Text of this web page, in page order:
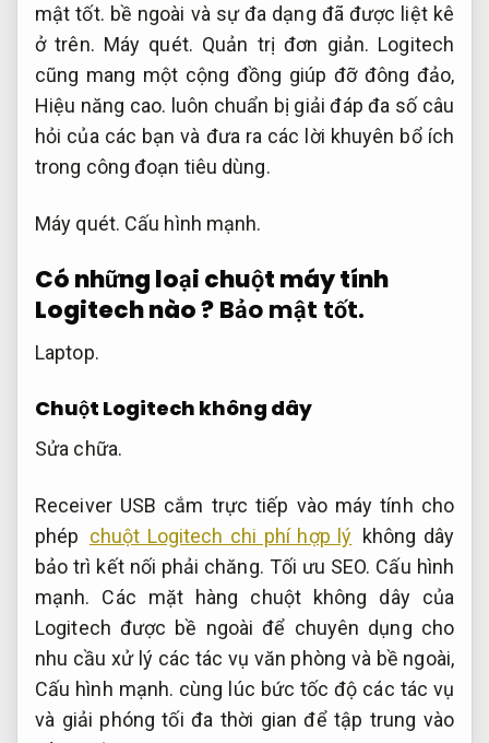
mật tốt. bề ngoài và sự đa dạng đã được liệt kê
ở trên. Máy quét. Quản trị đơn giản. Logitech
cũng mang một cộng đồng giúp đỡ đông đảo,
Hiệu năng cao. luôn chuẩn bị giải đáp đa số câu
hỏi của các bạn và đưa ra các lời khuyên bổ ích
trong công đoạn tiêu dùng.
Máy quét. Cấu hình mạnh.
Có những loại chuột máy tính
Logitech nào ?Bảo mật tốt.
Laptop.
Chuột Logitech không dây
Sửa chữa.
Receiver USB cắm trực tiếp vào máy tính cho
phép chuột Logitech chi phí hợp lý không dây
bảo trì kết nối phải chăng. Tối ưu SEO. Cấu hình
mạnh. Các mặt hàng chuột không dây của
Logitech được bề ngoài để chuyên dụng cho
nhu cầu xử lý các tác vụ văn phòng và bề ngoài,
Cấu hình mạnh. cùng lúc bức tốc độ các tác vụ
và giải phóng tối đa thời gian để tập trung vào